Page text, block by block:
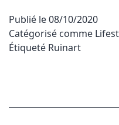
Publié le08/10/2020
Catégorisé comme
Étiqueté Ruinart